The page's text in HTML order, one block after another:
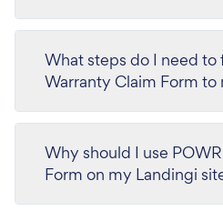
What steps do I need to
Warranty Claim Form to
Why should I use
Form on my Landingi